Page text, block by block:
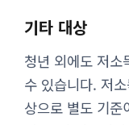
기타 대상
청년 외에도 저
수 있습니다. 저
상으로 별도 기준